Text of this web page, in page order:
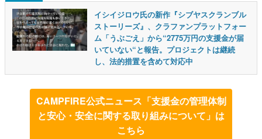
イシイジロウ氏の新作『シブヤスクランブル
ストーリーズ』、クラファンプラットフォー
ム「うぶごえ」から“2775万円の支援金が届
いていない“と報告。プロジェクトは継続
し、法的措置を含めて対応中
CAMPFIRE公式ニュース「支援金の管理体制
と安心・安全に関する取り組みについて」は
こちら